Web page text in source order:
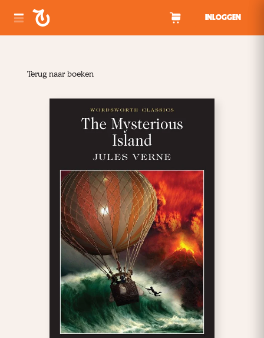
INLOGGEN
Terug naar boeken